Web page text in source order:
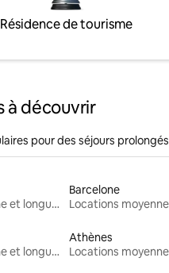
Résidence de tourisme
à découvrir
pour des séjours prolongés
Locations moyenne et longue durée
Barcelone
Locations moyenne et longue durée
Athènes